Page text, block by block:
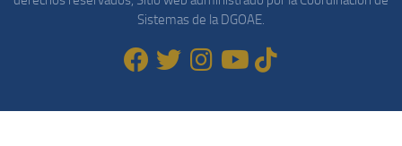
Sistemas de la DGOAE.